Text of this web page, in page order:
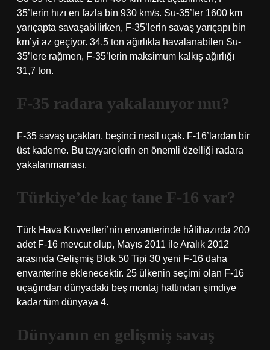
35’lerin hızı en fazla bin 930 km/s. Su-35’ler 1600 km
yarıçapta savaşabilirken, F-35’lerin savaş yarıçapı bin
km’yi az geçiyor. 34,5 ton ağırlıkla havalanabilen Su-
35’lere rağmen, F-35’lerin maksimum kalkış ağırlığı
31,7 ton.
F-35 radara yakalanıyor mu?
F-35 savaş uçakları, beşinci nesil uçak. F-16’lardan bir
üst kademe. Bu tayyarelerin en önemli özelliği radara
yakalanmaması.
Türkiye’de kaç tane F-16 var?
Türk Hava Kuvvetleri’nin envanterinde hâlihazırda 200
adet F-16 mevcut olup, Mayıs 2011 ile Aralık 2012
arasında Gelişmiş Blok 50 Tipi 30 yeni F-16 daha
envanterine eklenecektir. 25 ülkenin seçimi olan F-16
uçağından dünyadaki beş montaj hattından şimdiye
kadar tüm dünyaya 4.
Dünyanın en gelişmiş savaş